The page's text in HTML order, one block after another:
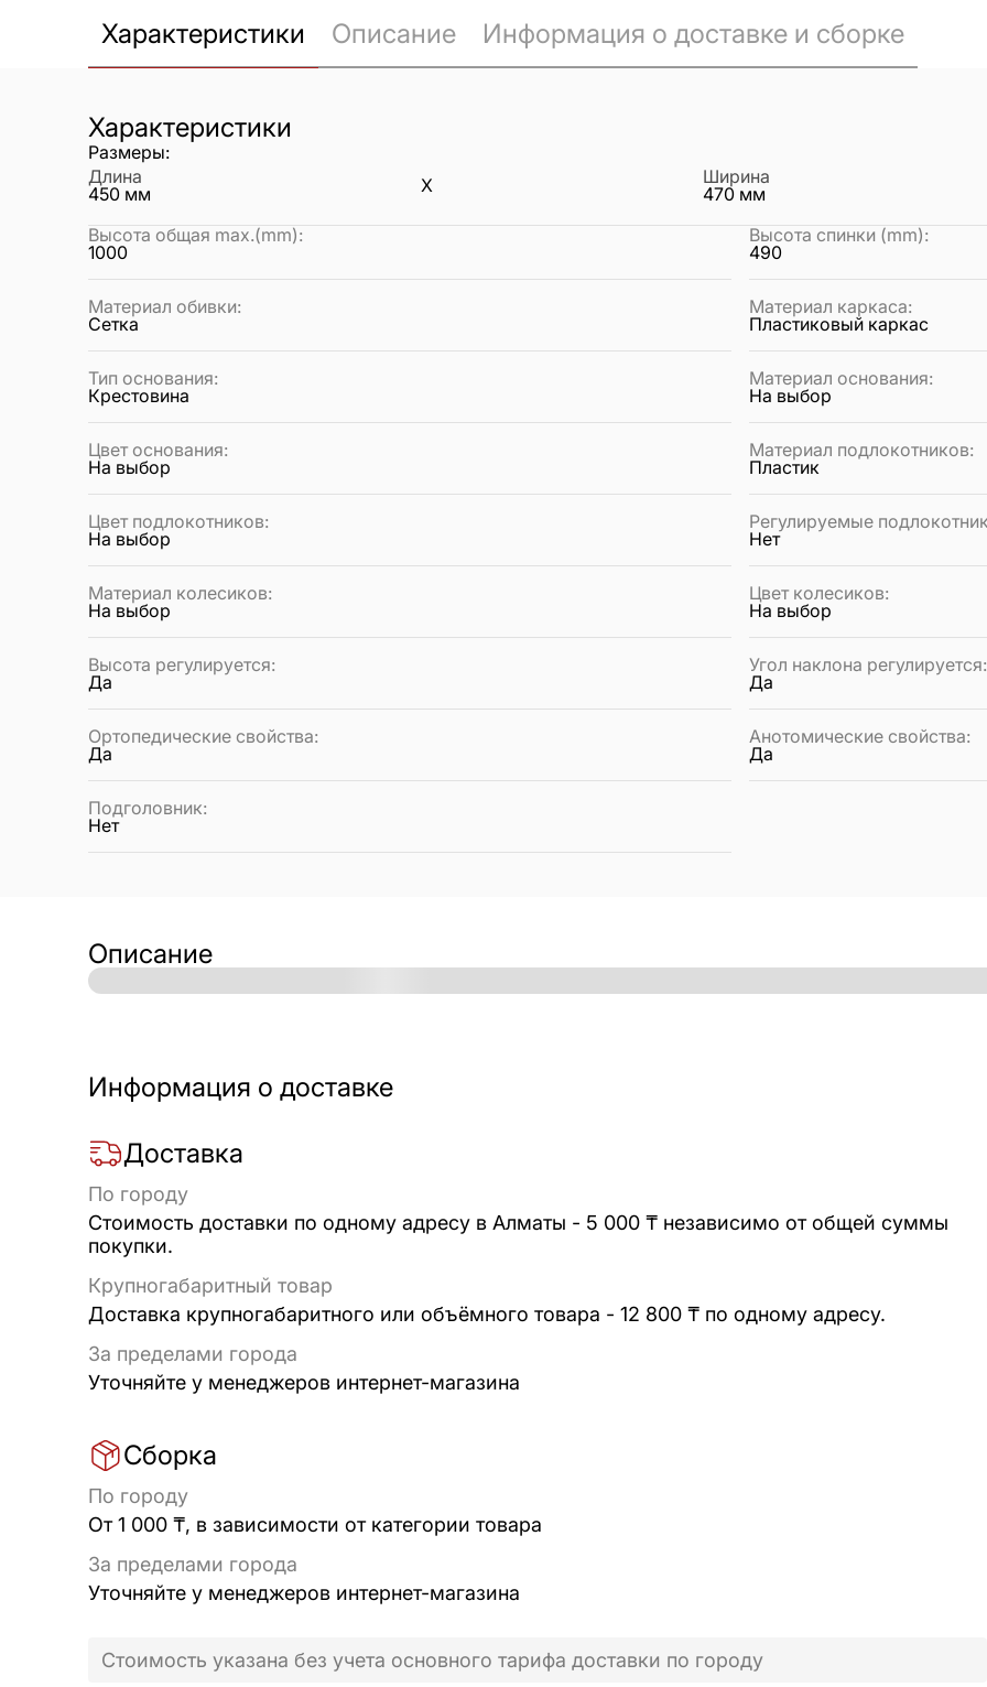
Характеристики Описание Информация о доставке и сборке
Характеристики
Размеры:
Длина
450 мм X
Ширина
470 мм
Высота общая max.(mm):
1000
Высота спинки (mm):
490
Материал обивки:
Сетка
Материал каркаса:
Пластиковый каркас
Тип основания:
Крестовина
Материал основания:
На выбор
Цвет основания:
На выбор
Материал подлокотников:
Пластик
Цвет подлокотников:
На выбор
Регулируемые
Нет
Материал колесиков:
На выбор
Цвет колесиков:
На выбор
Высота регулируется:
Да
Угол наклона регулируется:
Да
Ортопедические свойства:
Да
Анотомические свойства:
Да
Подголовник:
Нет
Описание
Информация о доставке
Доставка
По городу
Стоимость доставки по одному адресу в Алматы - 5 000 ₸ независимо от общей суммы
покупки.
Крупногабаритный товар
Доставка крупногабаритного или объёмного товара - 12 800 ₸ по одному адресу.
За пределами города
Уточняйте у менеджеров интернет-магазина
Сборка
По городу
От 1 000 ₸, в зависимости от категории товара
За пределами города
Уточняйте у менеджеров интернет-магазина
Стоимость указана без учета основного тарифа доставки по городу